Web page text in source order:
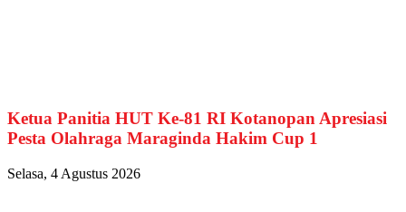
Ketua Panitia HUT Ke-81 RI Kotanopan Apresiasi
Pesta Olahraga Maraginda Hakim Cup 1
Selasa, 4 Agustus 2026